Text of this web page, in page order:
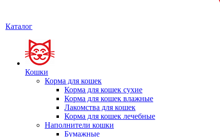
Каталог
Кошки
Корма для кошек
Корма для кошек сухие
Корма для кошек влажные
Лакомства для кошек
Корма для кошек лечебные
Наполнители кошки
Бумажные